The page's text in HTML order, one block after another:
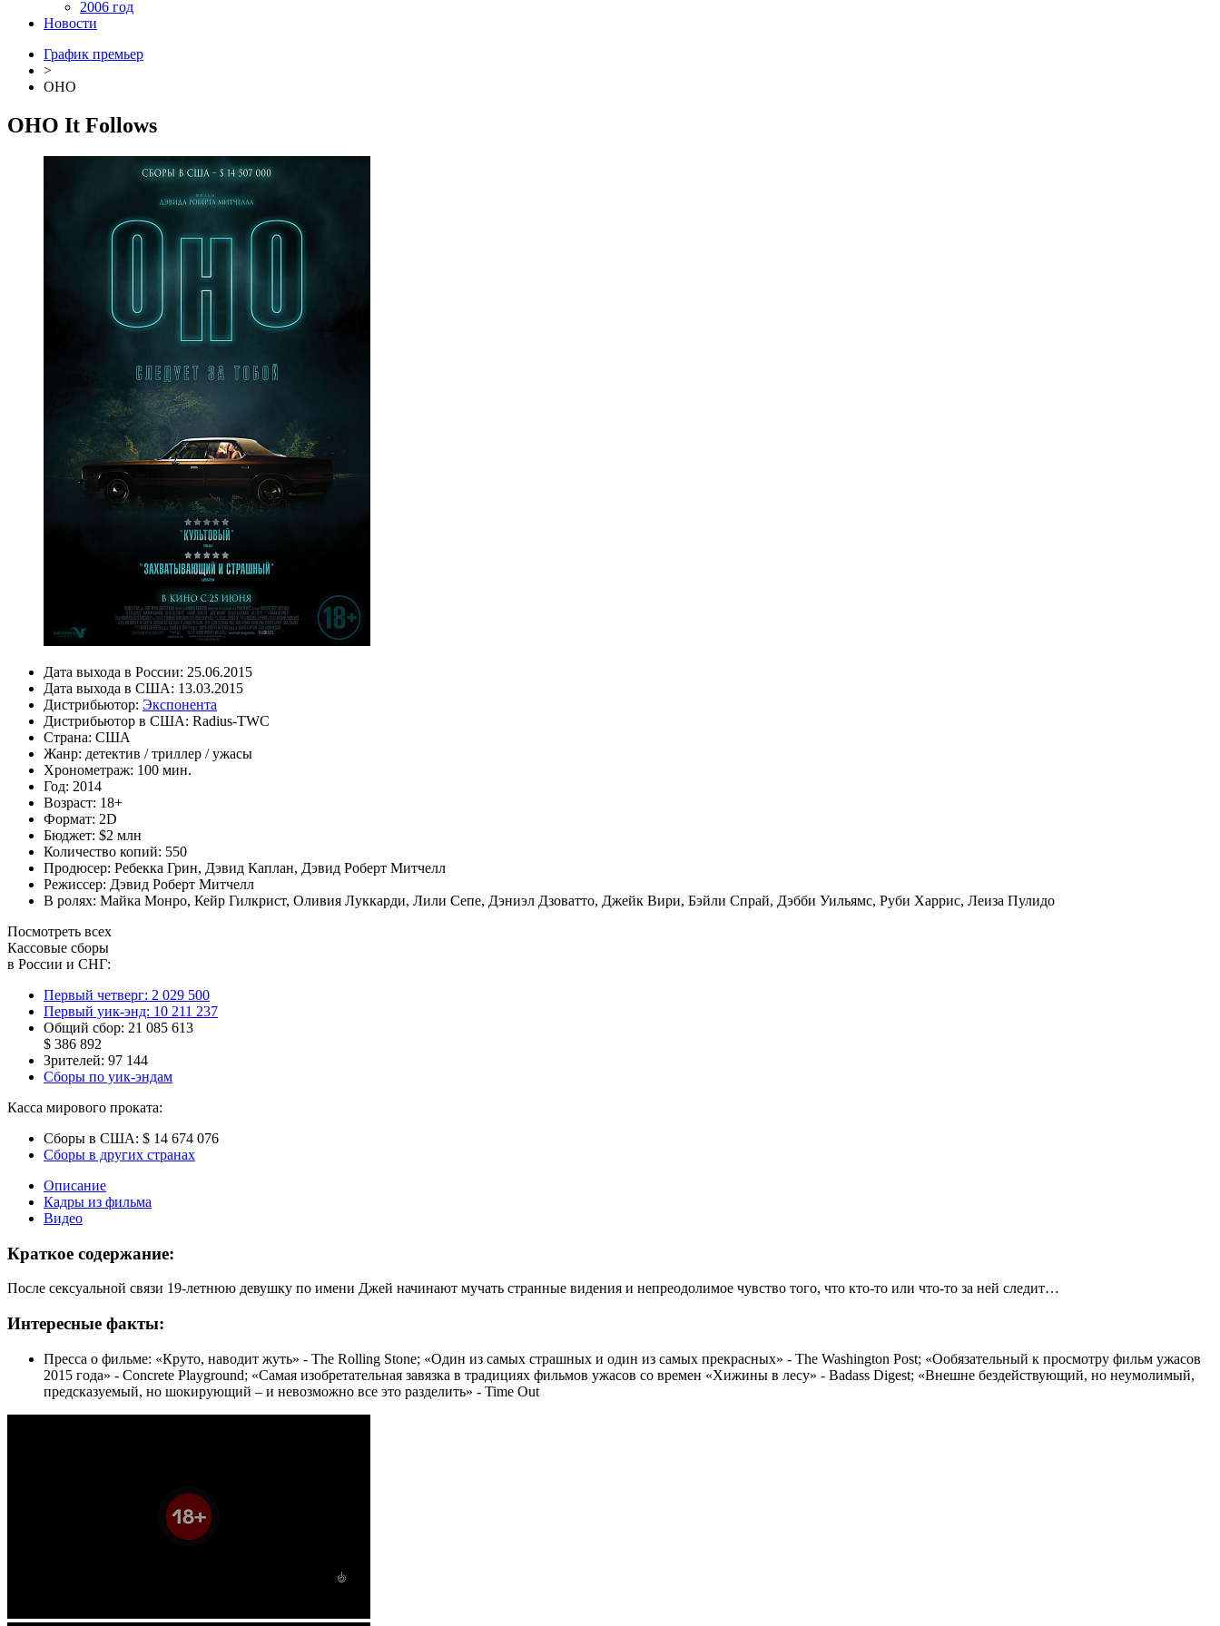
2006 год
Новости
График премьер
>
ОНО
ОНО It Follows
Дата выхода в России: 25.06.2015
Дата выхода в США: 13.03.2015
Дистрибьютор: Экспонента
Дистрибьютор в США: Radius-TWC
Страна: США
Жанр: детектив /триллер /ужасы
Хронометраж: 100 мин.
Год: 2014
Возраст: 18+
Формат: 2D
Бюджет: $2 млн
Количество копий: 550
Продюсер: Ребекка Грин, Дэвид Каплан, Дэвид Роберт Митчелл
Режиссер: Дэвид Роберт Митчелл
В ролях: Майка Монро, Кейр Гилкрист, Оливия Луккарди, Лили Сепе, Дэниэл Дзоватто, Джейк Вири, Бэйли Спрай, Дэбби Уильямс, Руби Харрис, Леиза Пулидо
Посмотреть всех
Кассовые сборы
в России и СНГ:
Первый четверг: 2 029 500
Первый уик-энд: 10 211 237
Общий сбор: 21 085 613
$ 386 892
Зрителей: 97 144
Сборы по уик-эндам
Касса мирового проката:
Сборы в США: $ 14 674 076
Сборы в других странах
Описание
Кадры из фильма
Видео
Краткое содержание:
После сексуальной связи 19-летнюю девушку по имени Джей начинают мучать странные видения и непреодолимое чувство того, что кто-то или что-то за ней следит…
Интересные факты:
Пресса о фильме: «Круто, наводит жуть» - The Rolling Stone; «Один из самых страшных и один из самых прекрасных» - The Washington Post; «Ообязательный к просмотру фильм ужасов
2015 года» - Concrete Playground; «Самая изобретательная завязка в традициях фильмов ужасов со времен «Хижины в лесу» - Badass Digest; «Внешне бездействующий, но неумолимый,
предсказуемый, но шокирующий – и невозможно все это разделить» - Time Out